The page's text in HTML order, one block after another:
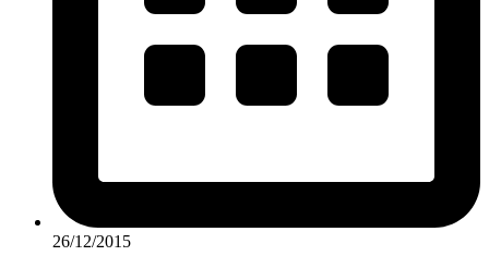
26/12/2015